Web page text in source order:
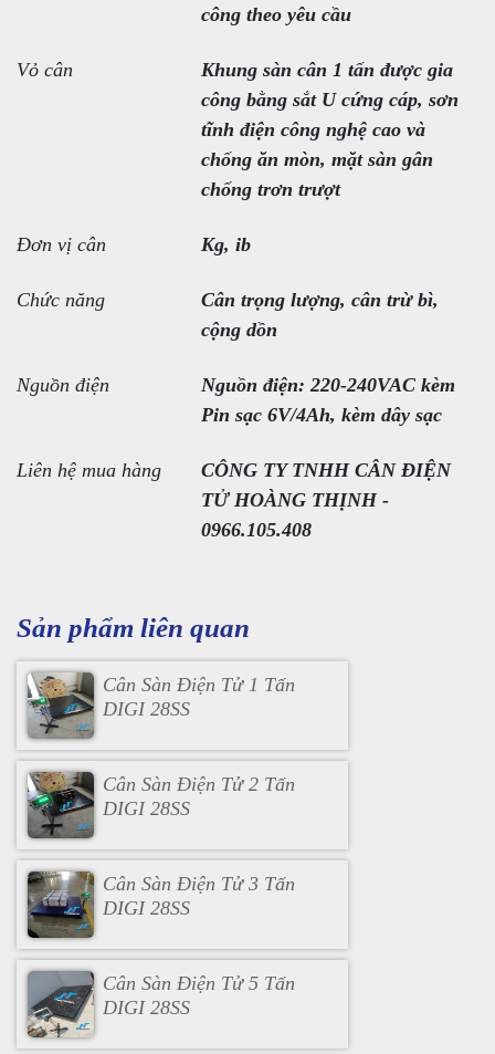
công theo yêu cầu
Vỏ cân
Khung sàn cân 1 tấn được gia
công bằng sắt U cứng cáp, sơn
tĩnh điện công nghệ cao và
chống ăn mòn, mặt sàn gân
chống trơn trượt
Đơn vị cân Kg, ib
Chức năng
Cân trọng lượng, cân trừ bì,
cộng dồn
Nguồn điện
Nguồn điện: 220-240VAC kèm
Pin sạc 6V/4Ah, kèm dây sạc
Liên hệ mua hàng
CÔNG TY TNHH CÂN ĐIỆN
TỬ HOÀNG THỊNH -
0966.105.408
Sản phẩm liên quan
Cân Sàn Điện Tử 1 Tấn
DIGI 28SS
Cân Sàn Điện Tử 2 Tấn
DIGI 28SS
Cân Sàn Điện Tử 3 Tấn
DIGI 28SS
Cân Sàn Điện Tử 5 Tấn
DIGI 28SS